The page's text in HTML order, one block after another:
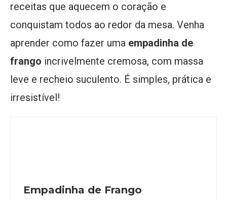
receitas que aquecem o coração e
conquistam todos ao redor da mesa. Venha
aprender como fazer uma empadinha de
frango incrivelmente cremosa, com massa
leve e recheio suculento. É simples, prática e
irresistível!
Empadinha de Frango